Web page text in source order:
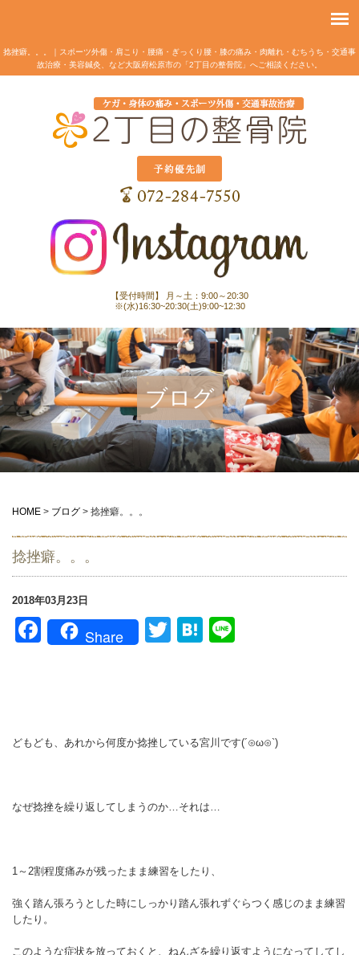
捻挫癖。。。｜スポーツ外傷・肩こり・腰痛・ぎっくり腰・膝の痛み・肉離れ・むちうち・交通事
故治療・美容鍼灸、など大阪府松原市の「2丁目の整骨院」へご相談ください。
【受付時間】 月～土：9:00～20:30
※(水)16:30~20:30(土)9:00~12:30
ブログ
HOME > ブログ > 捻挫癖。。。
捻挫癖。。。
2018年03月23日
Facebook
Share TwitterHatena
どもども、あれから何度か捻挫している宮川です(´⊙ω⊙`)
なぜ捻挫を繰り返してしまうのか…それは…
1～2割程度痛みが残ったまま練習をしたり、
強く踏ん張ろうとした時にしっかり踏ん張れずぐらつく感じのまま練習
したり。
このような症状を放っておくと、ねんざを繰り返すようになってしてし